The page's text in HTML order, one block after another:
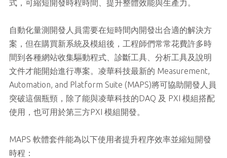
式，可縮短開發時程時間、提升整體效能與生產力。
自動化量測開發人員需要在短時間內開發出合適的解決方
案，但在購買新系統及模組後，工程師們常常花費許多時
間到各種網站收集驅動程式、診斷工具、分析工具及說明
文件才能開始進行專案。凌華科技最新的 Measurement,
Automation, and Platform Suite (MAPS)將可協助開發人員
突破這個瓶頸，除了能與凌華科技的DAQ 及 PXI 模組搭配
使用，也可用於第三方PXI 模組開發。
MAPS 軟體套件能為以下使用者提升程序效率並縮短開發
時程：